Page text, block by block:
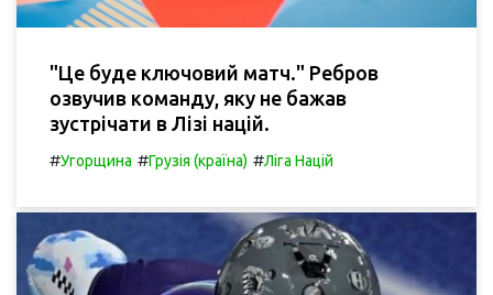
"Це буде ключовий матч." Ребров
озвучив команду, яку не бажав
зустрічати в Лізі націй.
#Угорщина #Грузія (країна) #Ліга Націй